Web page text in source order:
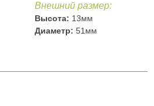
Внешний размер:
Высота: 13мм
Диаметр: 51мм